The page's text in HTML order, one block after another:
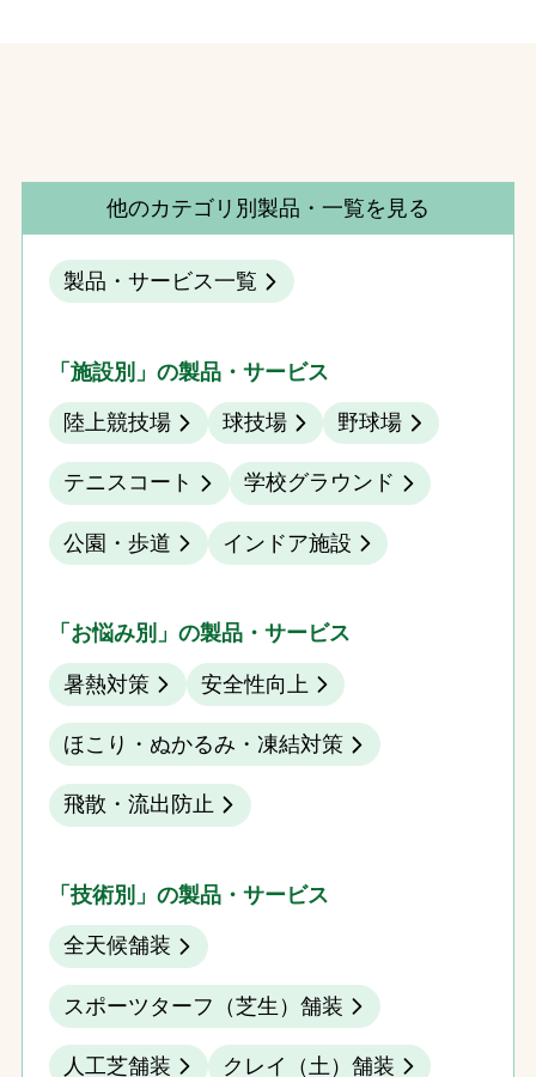
他のカテゴリ別製品・一覧を見る
製品・サービス一覧
「施設別」の製品・サービス
陸上競技場 球技場 野球場
テニスコート 学校グラウンド
公園・歩道 インドア施設
「お悩み別」の製品・サービス
暑熱対策 安全性向上
ほこり・ぬかるみ・凍結対策
飛散・流出防止
「技術別」の製品・サービス
全天候舗装
スポーツターフ（芝生）舗装
人工芝舗装 クレイ（土）舗装